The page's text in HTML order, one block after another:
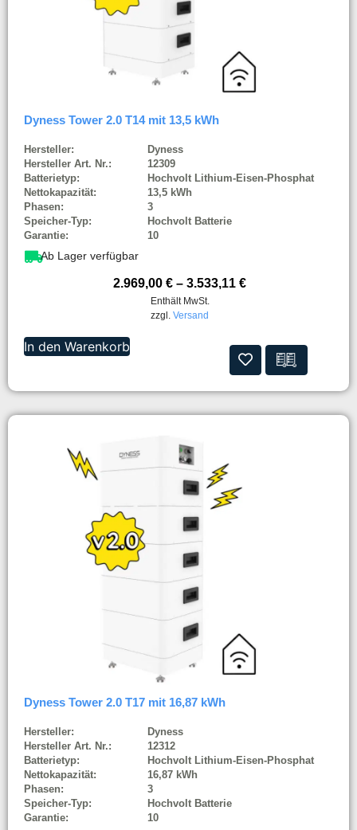
Dyness Tower 2.0 T14 mit 13,5 kWh
Hersteller:
Dyness
Hersteller Art. Nr.:
12309
Batterietyp:
Hochvolt Lithium-Eisen-Phosphat
Nettokapazität:
13,5 kWh
Phasen:
3
Speicher-Typ:
Hochvolt Batterie
Garantie:
10
Ab Lager verfügbar
2.969,00 € – 3.533,11 €
Enthält MwSt.
zzgl. Versand
In den Warenkorb
Dyness Tower 2.0 T17 mit 16,87 kWh
Hersteller:
Dyness
Hersteller Art. Nr.:
12312
Batterietyp:
Hochvolt Lithium-Eisen-Phosphat
Nettokapazität:
16,87 kWh
Phasen:
3
Speicher-Typ:
Hochvolt Batterie
Garantie:
10